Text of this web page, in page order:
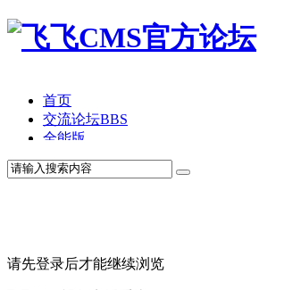
首页
交流论坛BBS
全能版
TV版
产品价格
请先登录后才能继续浏览